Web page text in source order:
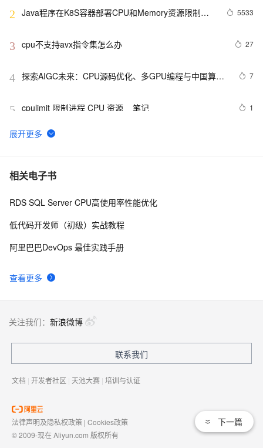
2 Java程序在K8S容器部署CPU和Memory资源限制相
5533
3 cpu不支持avx指令集怎么办 27
4 探索AIGC未来：CPU源码优化、多GPU编程与中国算力
7
5 cpulimit 限制进程 CPU 资源 _ 笔记 1
6 cpu分析利器 — async-profiler
7 linux下查看cpu、内存和硬盘大小
8 解决(ARM64-ARMV8)嵌入式Linux系统下X264编码提
带宽/磁盘收费标准)
相关电子书
查看更多
RDS SQL Server CPU高使用率性能优化
低代码开发师（初级）实战教程
阿里巴巴DevOps 最佳实践手册
下一篇
关注我们： 新浪微博
联系我们
文档 | 开发者社区 | 天池大赛 | 培训与认证
法律声明及隐私权政策 | Cookies政策
© 2009-现在 Aliyun.com 版权所有